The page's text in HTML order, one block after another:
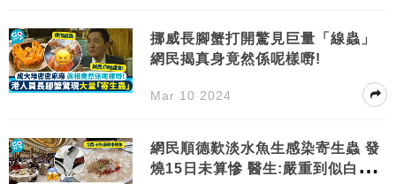
挪威長腳蟹打開驚見巨量「線蟲」
網民揭真身竟然係呢樣嘢!
Mar 10 2024
網民順德歎淡水魚生感染寄生蟲 發
燒15日未算慘 醫生:嚴重到似白血